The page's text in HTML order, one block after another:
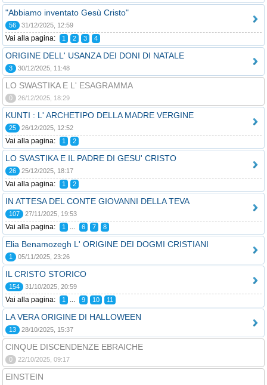
"Abbiamo inventato Gesù Cristo"
56 31/12/2025, 12:59
Vai alla pagina: 1 2 3 4
ORIGINE DELL' USANZA DEI DONI DI NATALE
3 30/12/2025, 11:48
LO SWASTIKA E L' ESAGRAMMA
0 26/12/2025, 18:29
KUNTI : L' ARCHETIPO DELLA MADRE VERGINE
25 26/12/2025, 12:52
Vai alla pagina: 1 2
LO SVASTIKA E IL PADRE DI GESU' CRISTO
26 25/12/2025, 18:17
Vai alla pagina: 1 2
IN ATTESA DEL CONTE GIOVANNI DELLA TEVA
107 27/11/2025, 19:53
Vai alla pagina: 1 ... 6 7 8
Elia Benamozegh L' ORIGINE DEI DOGMI CRISTIANI
1 05/11/2025, 23:26
IL CRISTO STORICO
154 31/10/2025, 20:59
Vai alla pagina: 1 ... 9 10 11
LA VERA ORIGINE DI HALLOWEEN
13 28/10/2025, 15:37
CINQUE DISCENDENZE EBRAICHE
0 22/10/2025, 09:17
EINSTEIN